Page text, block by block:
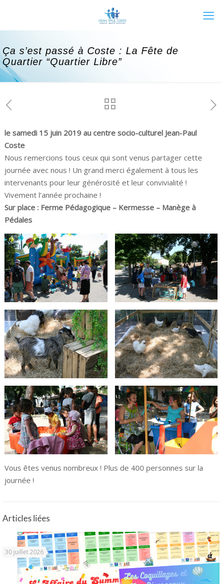
Ça s’est passé à Coste : La Fête de
Quartier “Quartier Libre”
le samedi 15 juin 2019 au centre socio-culturel Jean-Paul
Coste
Nous remercions tous ceux qui sont venus partager cette
journée avec nous ! Un grand merci également à tous les
intervenants pour leur générosité et leur convivialité !
Vivement l’année prochaine !
Sur place : Ferme Pédagogique – Kermesse – Manège à
Pédales
Vous êtes venus nombreux ! Plus de 400 personnes sur la
journée !
Articles liées
30 juillet 2026